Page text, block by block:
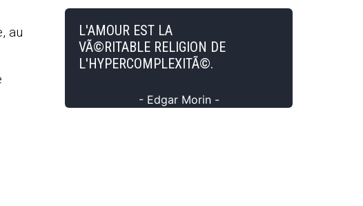
au
L'AMOUR EST LA
VÃ©RITABLE RELIGION DE
L'HYPERCOMPLEXITÃ©.
- Edgar Morin -